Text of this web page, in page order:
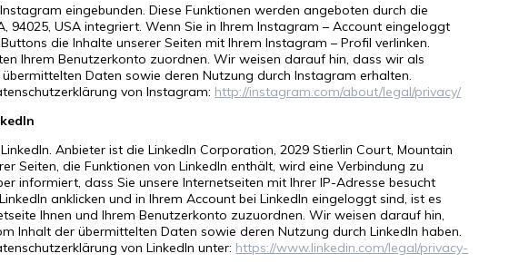
eingebunden. Diese Funktionen werden angeboten durch die
94025, USA integriert. Wenn Sie in Ihrem Instagram – Account eingeloggt
die Inhalte unserer Seiten mit Ihrem Instagram – Profil verlinken.
Ihrem Benutzerkonto zuordnen. Wir weisen darauf hin, dass wir als
Daten sowie deren Nutzung durch Instagram erhalten.
von Instagram: http://instagram.com/about/legal/privacy/
Anbieter ist die LinkedIn Corporation, 2029 Stierlin Court, Mountain
Seiten, die Funktionen von LinkedIn enthält, wird eine Verbindung zu
informiert, dass Sie unsere Internetseiten mit Ihrer IP-Adresse besucht
anklicken und in Ihrem Account bei LinkedIn eingeloggt sind, ist es
Ihnen und Ihrem Benutzerkonto zuzuordnen. Wir weisen darauf hin,
Inhalt der übermittelten Daten sowie deren Nutzung durch LinkedIn haben.
von LinkedIn unter: https://www.linkedin.com/legal/privacy-